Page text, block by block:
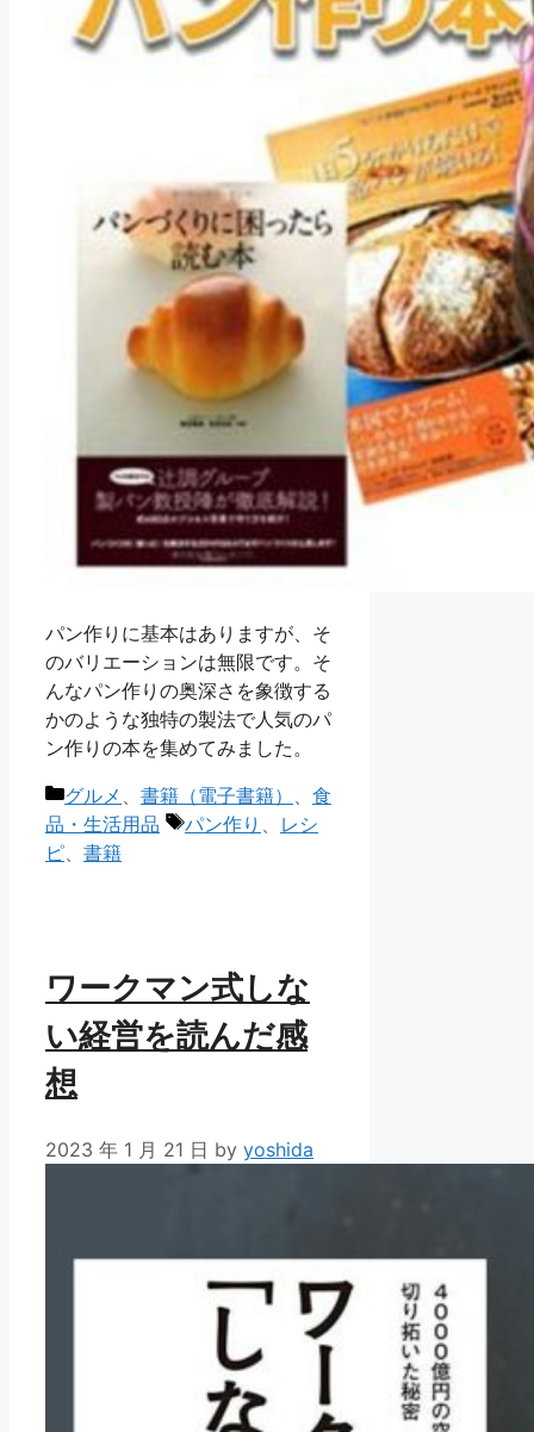
パン作りに基本はありますが、そ
のバリエーションは無限です。そ
んなパン作りの奥深さを象徴する
かのような独特の製法で人気のパ
ン作りの本を集めてみました。
カ
テ
ゴ
グルメ 書籍（電子書籍）
食
品・生活用品
タ
パン作り
レシ
ピ
書籍
ワークマン式しな
い経営を読んだ感
想
2023 年 1 月 21 日 by yoshida